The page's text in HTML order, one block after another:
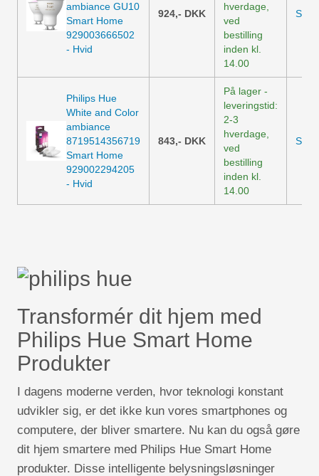
ambiance GU10
Smart Home
929003666502
- Hvid
924,- DKK
hverdage,
ved
bestilling
inden kl.
14.00
Se
Philips Hue
White and Color
ambiance
8719514356719
Smart Home
929002294205
- Hvid
843,- DKK
På lager -
leveringstid:
2-3
hverdage,
ved
bestilling
inden kl.
14.00
Se
Transformér dit hjem med
Philips Hue Smart Home
Produkter
I dagens moderne verden, hvor teknologi konstant
udvikler sig, er det ikke kun vores smartphones og
computere, der bliver smartere. Nu kan du også gøre
dit hjem smartere med Philips Hue Smart Home
produkter. Disse intelligente belysningsløsninger